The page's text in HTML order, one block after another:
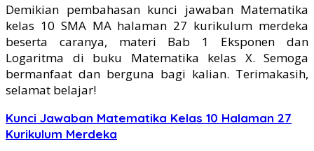
Demikian pembahasan kunci jawaban Matematika
kelas 10 SMA MA halaman 27 kurikulum merdeka
beserta caranya, materi Bab 1 Eksponen dan
Logaritma di buku Matematika kelas X. Semoga
bermanfaat dan berguna bagi kalian. Terimakasih,
selamat belajar!
Kunci Jawaban Matematika Kelas 10 Halaman 27
Kurikulum Merdeka